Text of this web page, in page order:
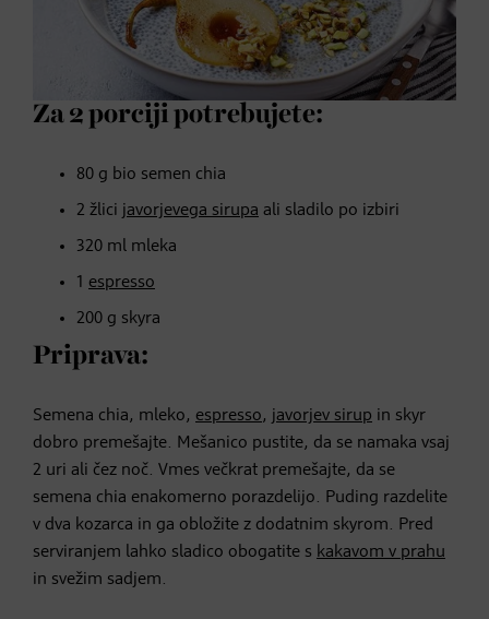
Za 2 porciji potrebujete:
80 g bio semen chia
2 žlici javorjevega sirupa ali sladilo po izbiri
320 ml mleka
1 espresso
200 g skyra
Priprava:
Semena chia, mleko, espresso, javorjev sirup in skyr
dobro premešajte. Mešanico pustite, da se namaka vsaj
2 uri ali čez noč. Vmes večkrat premešajte, da se
semena chia enakomerno porazdelijo. Puding razdelite
v dva kozarca in ga obložite z dodatnim skyrom. Pred
serviranjem lahko sladico obogatite s kakavom v prahu
in svežim sadjem.